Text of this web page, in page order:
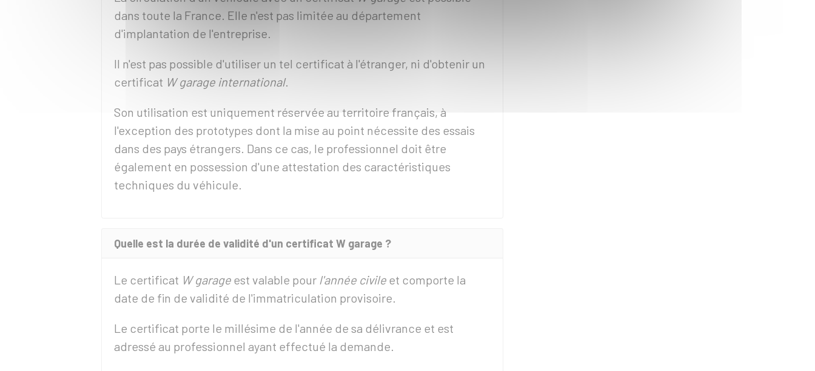
dans toute la France. Elle n'est pas limitée au département
d'implantation de l'entreprise.
Il n'est pas possible d'utiliser un tel certificat à l'étranger, ni d'obtenir un
certificat W garage international.
Son utilisation est uniquement réservée au territoire français, à
l'exception des prototypes dont la mise au point nécessite des essais
dans des pays étrangers. Dans ce cas, le professionnel doit être
également en possession d'une attestation des caractéristiques
techniques du véhicule.
Quelle est la durée de validité d'un certificat W garage ?
Le certificat W garage est valable pour l'année civile et comporte la
date de fin de validité de l'immatriculation provisoire.
Le certificat porte le millésime de l'année de sa délivrance et est
adressé au professionnel ayant effectué la demande.